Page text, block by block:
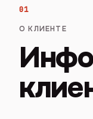
01
О КЛИЕНТЕ